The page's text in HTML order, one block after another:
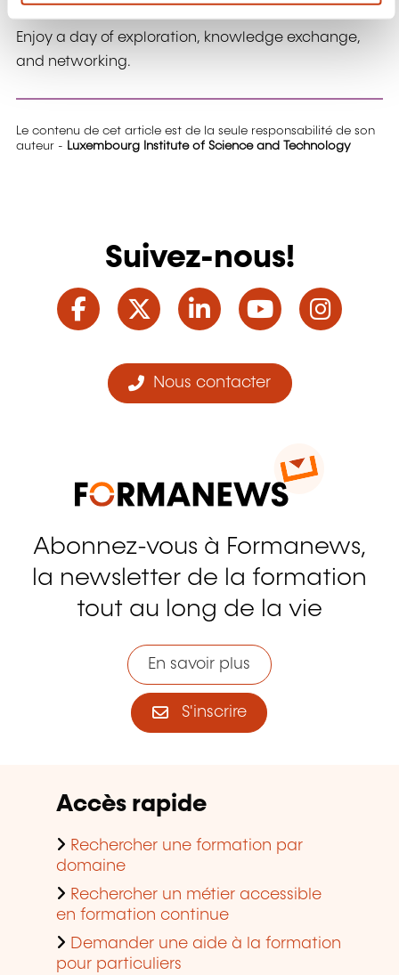
n
Enjoy a day of exploration, knowledge exchange,
and networking.
Le contenu de cet article est de la seule responsabilité de son
auteur - Luxembourg Institute of Science and Technology
Suivez-nous!
Facebook
TwitterLinkedInYouTube
Nous contacter
Abonnez-vous à Formanews,
la newsletter de la formation
tout au long de la vie
En savoir plus
S'inscrire
Accès rapide
Rechercher une formation par
domaine
Rechercher un métier accessible
en formation continue
Demander une aide à la formation
pour particuliers